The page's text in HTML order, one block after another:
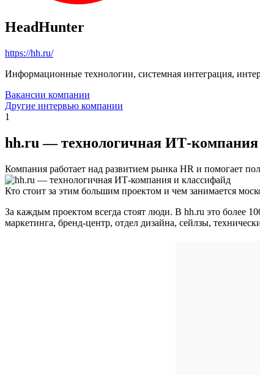
HeadHunter
https://hh.ru/
Информационные технологии, системная интеграция,
Вакансии компании
Другие интервью компании
1
hh.ru — технологичная ИТ-компания
Компания работает над развитием рынка HR и помогает
Кто стоит за этим большим проектом и чем занимается
За каждым проектом всегда стоят люди. В hh.ru это более
маркетинга, бренд-центр, отдел дизайна, сейлзы,